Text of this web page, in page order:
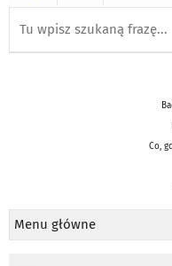
Co,
Menu główne